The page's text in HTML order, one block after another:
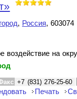
, Россия, 603074
воздействие на
+7 (831) 276-25-60
Печать